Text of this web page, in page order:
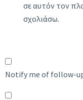
σε αυτόν τον
σχολιάσω.
Notify me of follow-